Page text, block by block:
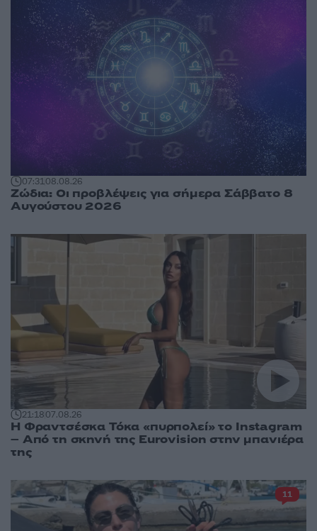
07:3108.08.26
Ζώδια: Οι προβλέψεις για σήμερα Σάββατο 8
Αυγούστου 2026
21:1807.08.26
Η Φραντσέσκα Τόκα «πυρπολεί» το Instagram
– Από τη σκηνή της Eurovision στην μπανιέρα
της
11